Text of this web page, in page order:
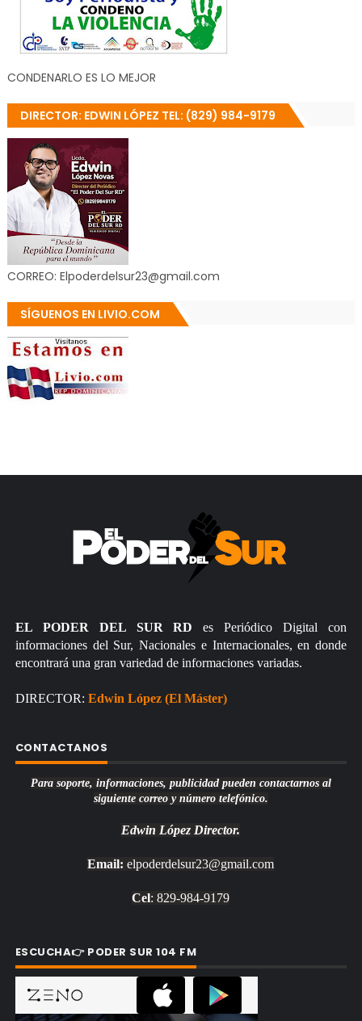
CONDENARLO ES LO MEJOR
DIRECTOR: EDWIN LÓPEZ TEL: (829) 984-9179
CORREO: Elpoderdelsur23@gmail.com
SÍGUENOS EN LIVIO.COM
EL PODER DEL SUR RD es Periódico Digital con
informaciones del Sur, Nacionales e Internacionales, en donde
encontrará una gran variedad de informaciones variadas.
DIRECTOR: Edwin López (El Máster)
CONTACTANOS
Para soporte, informaciones, publicidad pueden contactarnos al
siguiente correo y número telefónico.
Edwin López Director.
Email: elpoderdelsur23@gmail.com
Cel: 829-984-9179
ESCUCHA👉 PODER SUR 104 FM